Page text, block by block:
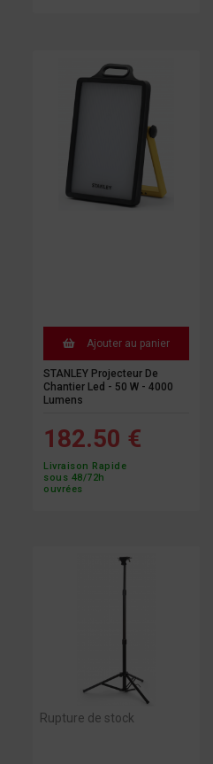
Ajouter au panier
STANLEY Projecteur De
Chantier Led - 50 W - 4000
Lumens
182.50 €
Livraison Rapide
sous 48/72h
ouvrées
Rupture de stock